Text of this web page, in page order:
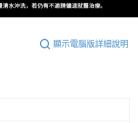
顯示電腦版詳細說明